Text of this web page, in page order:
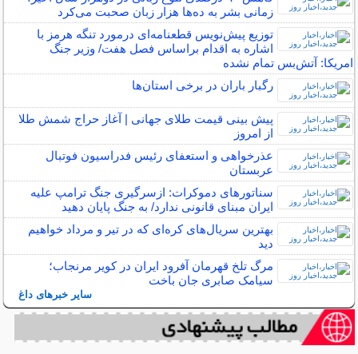
زمانی بشر به ده‌ها هزار زبان صحبت می‌کرد
توزیع پیش‌نویس قطعنامه‌ای درمورد تنگه هرمز با
اشاره به اقدام براساس فصل هفت/ وزیر جنگ
امریکا: آتش‌بس تمام نشده
رگبار باران در برخی استان‌ها
پیش بینی قیمت طلای جهانی | آغاز حراج شمش طلا
از امروز
عذرخواهی و استعفای رئیس فدراسیون فوتبال
عربستان
سناتورهای دموکرات: ازسرگیری جنگ ترامپ علیه
ایران مبنای قانونی ندارد/ به جنگ پایان دهید
بهترین سریال‌های کره‌ای که در تیر و مرداد خواهیم
دید
مرگ تلخ قهرمان آفرود ایران در کویر مرنجاب؛
سیامک صابری جان باخت
سایر خبرهای داغ